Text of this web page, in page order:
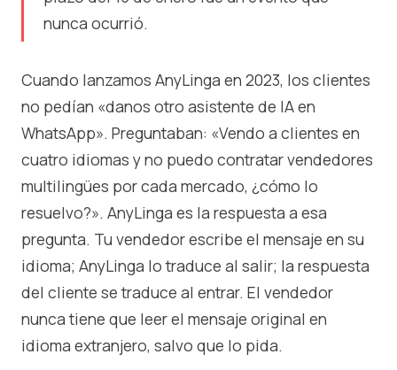
nunca ocurrió.
Cuando lanzamos AnyLinga en 2023, los clientes
no pedían «danos otro asistente de IA en
WhatsApp». Preguntaban: «Vendo a clientes en
cuatro idiomas y no puedo contratar vendedores
multilingües por cada mercado, ¿cómo lo
resuelvo?». AnyLinga es la respuesta a esa
pregunta. Tu vendedor escribe el mensaje en su
idioma; AnyLinga lo traduce al salir; la respuesta
del cliente se traduce al entrar. El vendedor
nunca tiene que leer el mensaje original en
idioma extranjero, salvo que lo pida.